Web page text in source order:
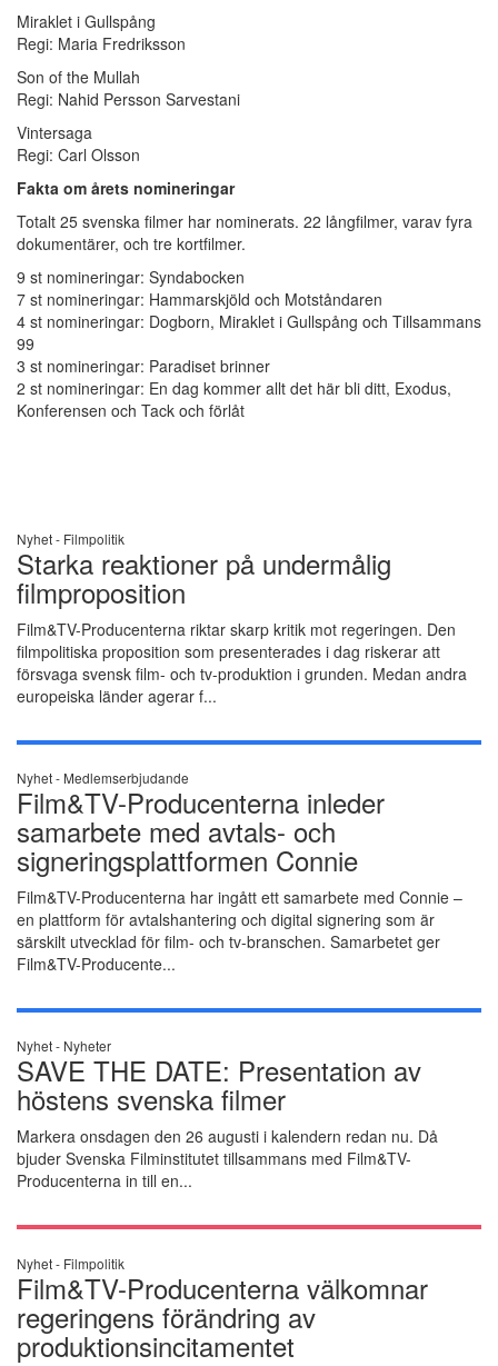
Miraklet i Gullspång
Regi: Maria Fredriksson
Son of the Mullah
Regi: Nahid Persson Sarvestani
Vintersaga
Regi: Carl Olsson
Fakta om årets nomineringar
Totalt 25 svenska filmer har nominerats. 22 långfilmer, varav fyra
dokumentärer, och tre kortfilmer.
9 st nomineringar: Syndabocken
7 st nomineringar: Hammarskjöld och Motståndaren
4 st nomineringar: Dogborn, Miraklet i Gullspång och Tillsammans
99
3 st nomineringar: Paradiset brinner
2 st nomineringar: En dag kommer allt det här bli ditt, Exodus,
Konferensen och Tack och förlåt
Nyhet - Filmpolitik
Starka reaktioner på undermålig
filmproposition
Film&TV-Producenterna riktar skarp kritik mot regeringen. Den
filmpolitiska proposition som presenterades i dag riskerar att
försvaga svensk film- och tv-produktion i grunden. Medan andra
europeiska länder agerar f...
Nyhet - Medlemserbjudande
Film&TV-Producenterna inleder
samarbete med avtals- och
signeringsplattformen Connie
Film&TV-Producenterna har ingått ett samarbete med Connie –
en plattform för avtalshantering och digital signering som är
särskilt utvecklad för film- och tv-branschen. Samarbetet ger
Film&TV-Producente...
Nyhet - Nyheter
SAVE THE DATE: Presentation av
höstens svenska filmer
Markera onsdagen den 26 augusti i kalendern redan nu. Då
bjuder Svenska Filminstitutet tillsammans med Film&TV-
Producenterna in till en...
Nyhet - Filmpolitik
Film&TV-Producenterna välkomnar
regeringens förändring av
produktionsincitamentet